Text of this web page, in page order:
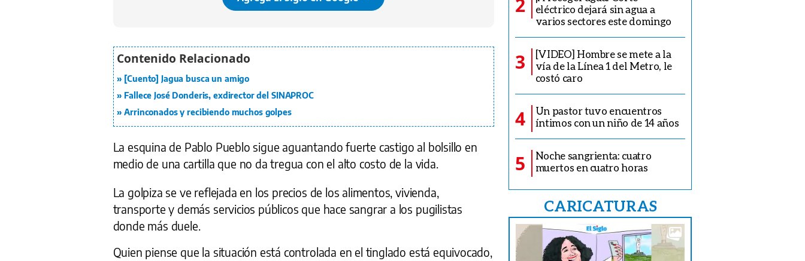
[Cuento] Jagua busca un amigo
Fallece José Donderis, exdirector del SINAPROC
Arrinconados y recibiendo muchos golpes
La esquina de Pablo Pueblo sigue aguantando fuerte castigo al bolsillo en
medio de una cartilla que no da tregua con el alto costo de la vida.
La golpiza se ve reflejada en los precios de los alimentos, vivienda,
transporte y demás servicios públicos que hace sangrar a los pugilistas
donde más duele.
Quien piense que la situación está controlada en el tinglado está equivocado,
2
eléctrico dejará sin agua a
varios sectores este domingo
3
[VIDEO] Hombre se mete a la
vía de la Línea 1 del Metro, le
costó caro
4
Un pastor tuvo encuentros
íntimos con un niño de 14 años
5
Noche sangrienta: cuatro
muertos en cuatro horas
CARICATURAS